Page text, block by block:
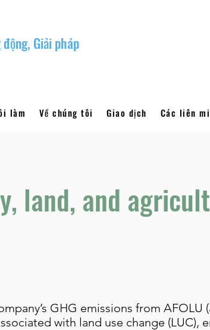
Giải pháp
làm Về chúng tôi Giao dịch Các liên
land, and
GHG emissions from
with land use change (LUC),